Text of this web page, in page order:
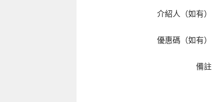
介紹人（如有）
優惠碼（如有）
備註